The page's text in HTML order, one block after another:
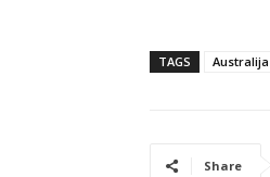
TAGS Australija
Share